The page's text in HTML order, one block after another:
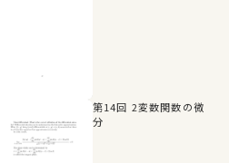
第14回 2変数関数の微
分